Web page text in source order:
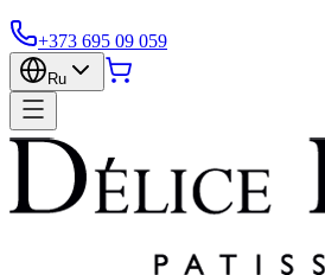
+373 695 09 059
Ru